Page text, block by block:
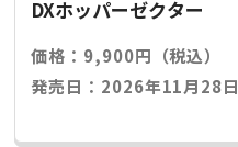
DXホッパーゼクター
価格：9,900円（税込）
発売日：2026年11月28日